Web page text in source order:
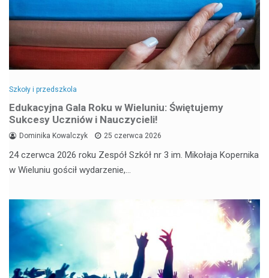
Szkoły i przedszkola
Edukacyjna Gala Roku w Wieluniu: Świętujemy
Sukcesy Uczniów i Nauczycieli!
Dominika Kowalczyk 25 czerwca 2026
24 czerwca 2026 roku Zespół Szkół nr 3 im. Mikołaja Kopernika
w Wieluniu gościł wydarzenie,…